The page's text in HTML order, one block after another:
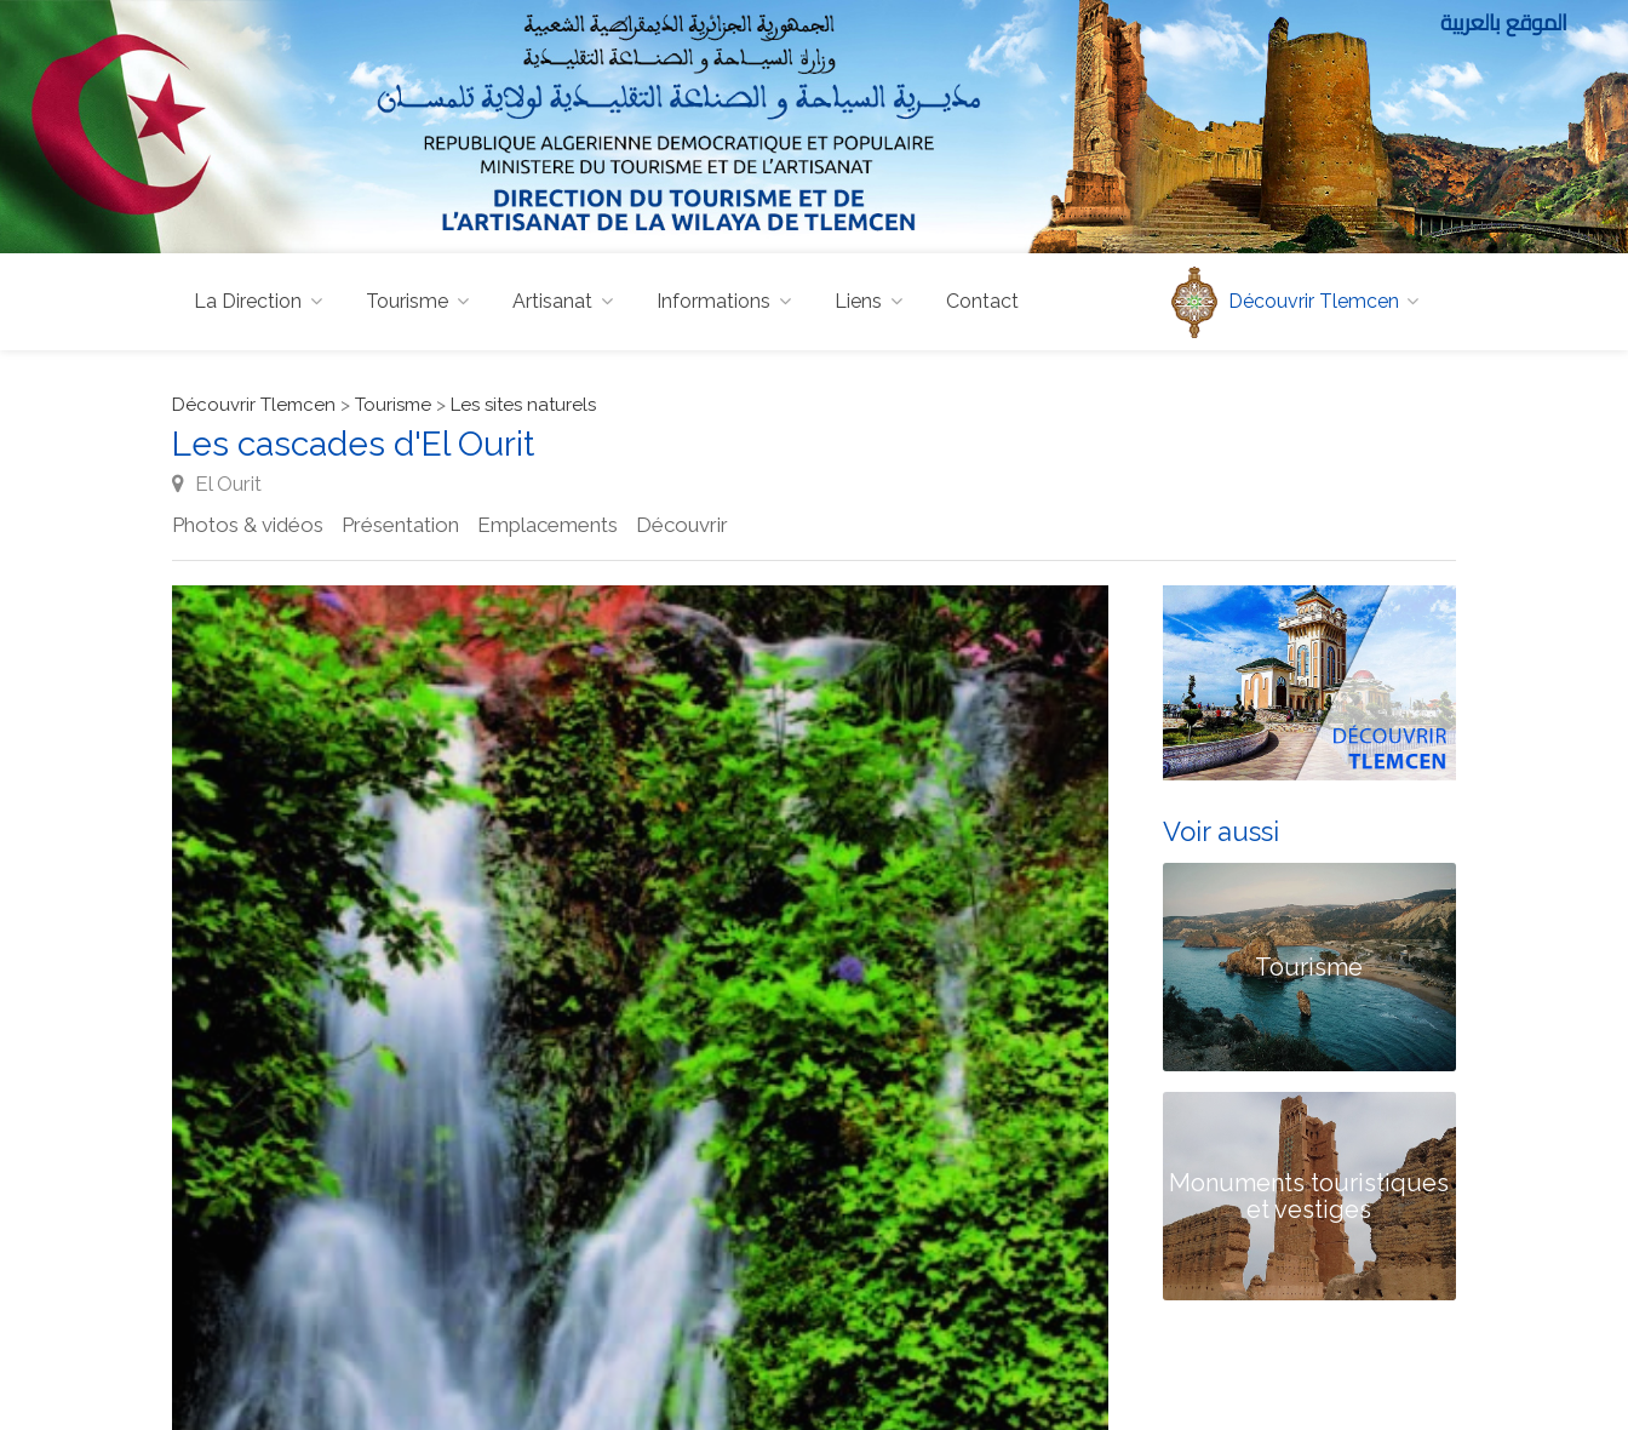
الموقع بالعربية
La Direction Tourisme Artisanat Informations Liens Contact Découvrir Tlemcen
Découvrir Tlemcen > Tourisme > Les sites naturels
Les cascades d'El Ourit
El Ourit
Photos & vidéos
Présentation Emplacements Découvrir
Voir aussi
Tourisme
Monuments touristiques
et vestiges